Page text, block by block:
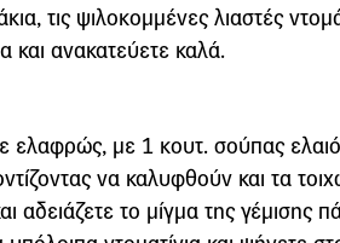
τις ψιλοκομμένες λιαστές
και ανακατεύετε καλά.
ελαφρώς, με 1 κουτ. σούπας
να καλυφθούν και τα
αδειάζετε το μίγμα της